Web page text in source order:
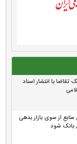
تقاضا با انتشار اسناد
منابع از سوی بازار بدهی
بانک شود